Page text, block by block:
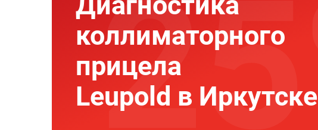
коллиматорного
прицела
Leupold в Иркутске